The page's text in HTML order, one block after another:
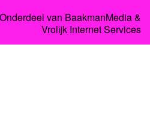
van BaakmanMedia&
Vrolijk Internet Services